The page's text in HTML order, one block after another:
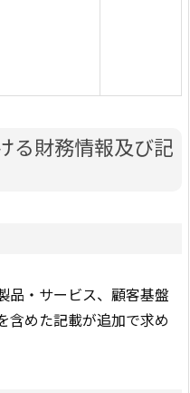
る財務情報及び記
品・サービス、顧客基盤
含めた記載が追加で求め